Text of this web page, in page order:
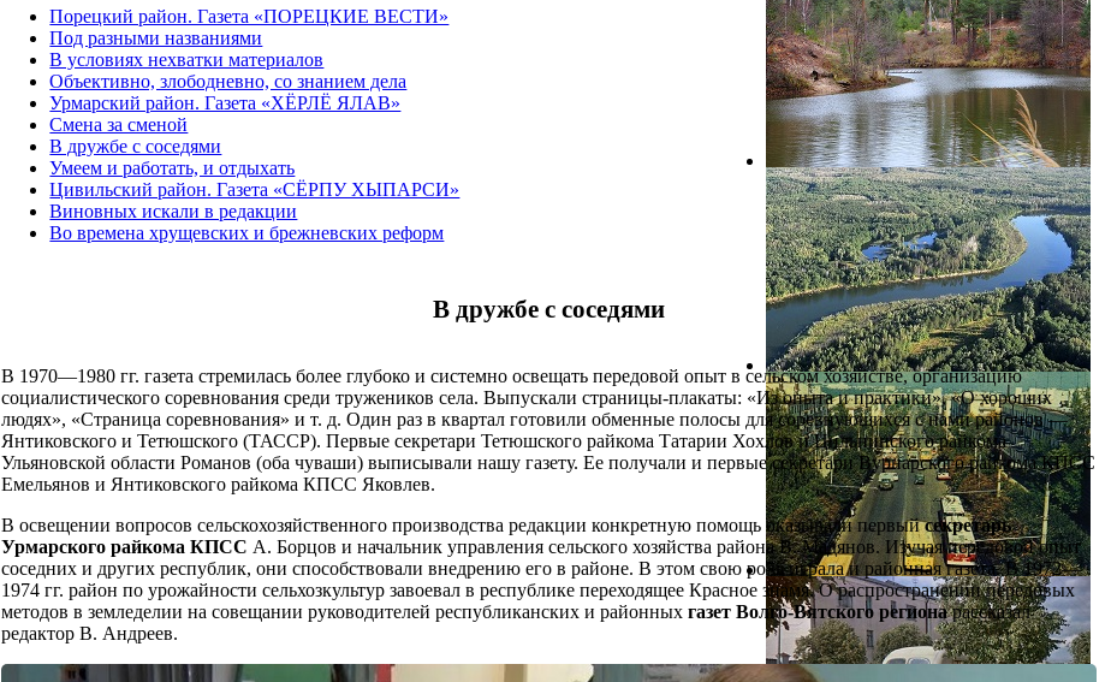
Порецкий район. Газета «ПОРЕЦКИЕ ВЕСТИ»
Под разными названиями
В условиях нехватки материалов
Объективно, злободневно, со знанием дела
Урмарский район. Газета «ХЁРЛЁ ЯЛАВ»
Смена за сменой
В дружбе с соседями
Умеем и работать, и отдыхать
Цивильский район. Газета «СЁРПУ ХЫПАРСИ»
Виновных искали в редакции
Во времена хрущевских и брежневских реформ
В дружбе с соседями
В 1970—1980 гг. газета стремилась более глубоко и системно освещать передовой опыт в сельском хозяйстве, организацию
социалистического соревнования среди тружеников села. Выпускали страницы-плакаты: «Из опыта и практики», «О хороших
людях», «Страница соревнования» и т. д. Один раз в квартал готовили обменные полосы для соревнующихся с нами районов —
Янтиковского и Тетюшского (ТАССР). Первые секретари Тетюшского райкома Татарии Хохлов и Цильнинского райкома
Ульяновской области Романов (оба чуваши) выписывали нашу газету. Ее получали и первые секретари Вурнарского райкома КПСС
Емельянов и Янтиковского райкома КПСС Яковлев.
В освещении вопросов сельскохозяйственного производства редакции конкретную помощь оказывали первыйсекретарь
Урмарского райкома КПСС А. Борцов и начальник управления сельского хозяйства района В. Мадянов. Изучая передовой опыт
соседних и других республик, они способствовали внедрению его в районе. В этом свою роль играла и районная газета. В 1972—
1974 гг. район по урожайности сельхозкультур завоевал в республике переходящее Красное знамя. О распространении передовых
методов в земледелии на совещании руководителей республиканских и районныхгазет Волго-Вятского регионарассказал
редактор В. Андреев.